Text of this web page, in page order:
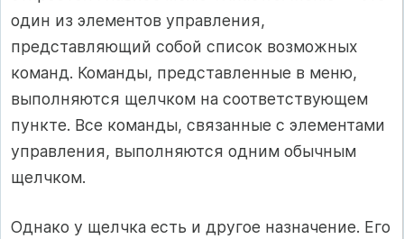
один из элементов управления,
представляющий собой список возможных
команд. Команды, представленные в меню,
выполняются щелчком на соответствующем
пункте. Все команды, связанные с элементами
управления, выполняются одним обычным
щелчком.
Однако у щелчка есть и другое назначение. Его